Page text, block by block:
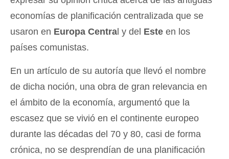
economías de planificación centralizada que se
usaron en Europa Centra l y del Este en los
países comunistas.
En un artículo de su autoría que llevó el nombre
de dicha noción, una obra de gran relevancia en
el ámbito de la economía, argumentó que la
escasez que se vivió en el continente europeo
durante las décadas del 70 y 80, casi de forma
crónica, no se desprendían de una planificación